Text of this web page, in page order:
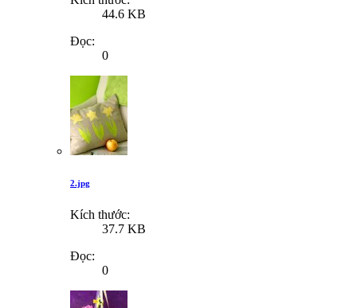
44.6 KB
Đọc:
0
2.jpg
Kích thước:
37.7 KB
Đọc:
0